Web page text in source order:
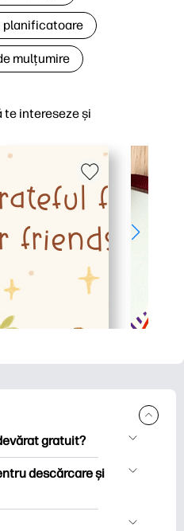
te intereseze și
planificatoare
mulțumire
gratuit?
2.500 de
descărcare
de colorat
de
descărcare și
a crea un